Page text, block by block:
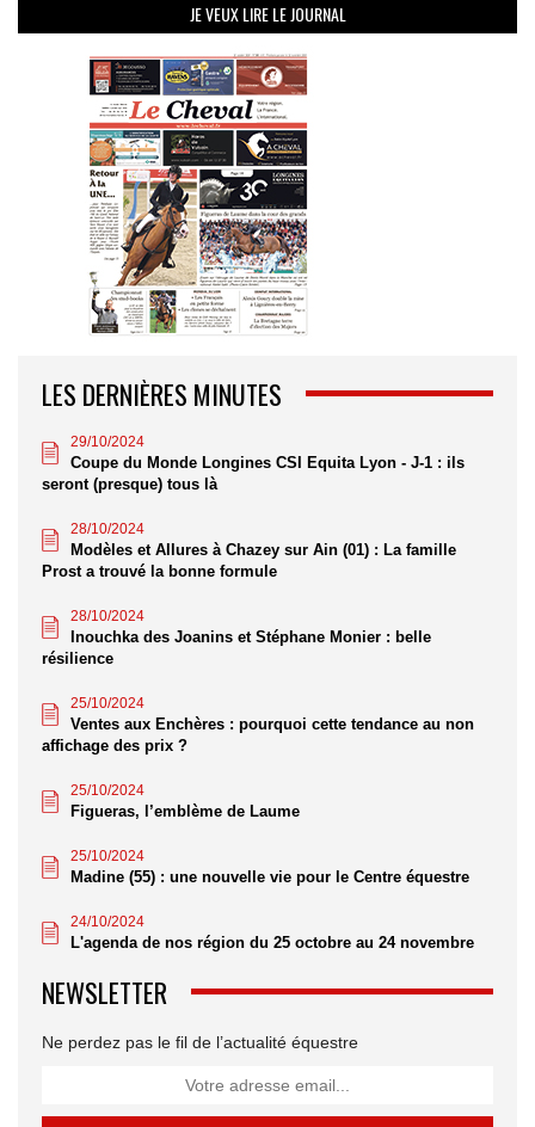
JE VEUX LIRE LE JOURNAL
LES DERNIÈRES MINUTES
29/10/2024
Coupe du Monde Longines CSI Equita Lyon - J-1 : ils
seront (presque) tous là
28/10/2024
Modèles et Allures à Chazey sur Ain (01) : La famille
Prost a trouvé la bonne formule
28/10/2024
Inouchka des Joanins et Stéphane Monier : belle
résilience
25/10/2024
Ventes aux Enchères : pourquoi cette tendance au non
affichage des prix ?
25/10/2024
Figueras, l’emblème de Laume
25/10/2024
Madine (55) : une nouvelle vie pour le Centre équestre
24/10/2024
L'agenda de nos région du 25 octobre au 24 novembre
NEWSLETTER
Ne perdez pas le fil de l’actualité équestre